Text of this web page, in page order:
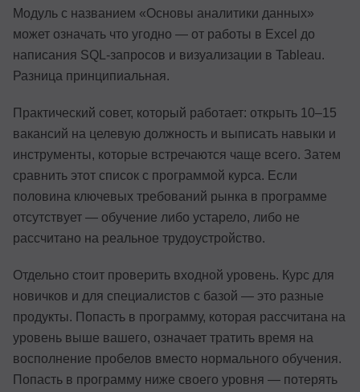
Модуль с названием «Основы аналитики данных»
может означать что угодно — от работы в Excel до
написания SQL-запросов и визуализации в Tableau.
Разница принципиальная.
Практический совет, который работает: открыть 10–15
вакансий на целевую должность и выписать навыки и
инструменты, которые встречаются чаще всего. Затем
сравнить этот список с программой курса. Если
половина ключевых требований рынка в программе
отсутствует — обучение либо устарело, либо не
рассчитано на реальное трудоустройство.
Отдельно стоит проверить входной уровень. Курс для
новичков и для специалистов с базой — это разные
продукты. Попасть в программу, которая рассчитана на
уровень выше вашего, означает тратить время на
восполнение пробелов вместо нормального обучения.
Попасть в программу ниже своего уровня — потерять